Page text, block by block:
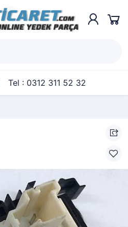
Tel : 0312 311 52 32